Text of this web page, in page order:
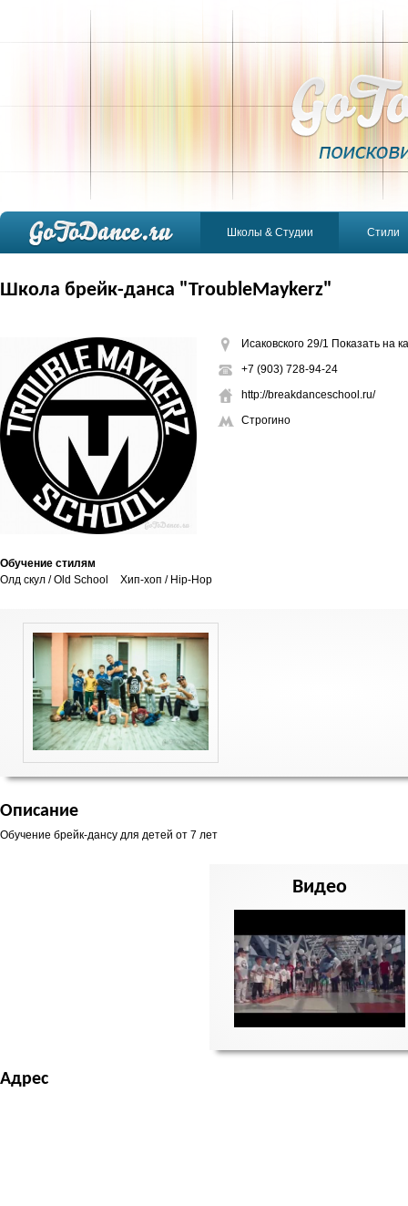
Школы & Студии Стили
Школа брейк-данса "TroubleMaykerz"
Исаковского 29/1 Показать на
+7 (903) 728-94-24
http://breakdanceschool.ru/
Строгино
Обучение стилям
Олд скул / Old School
Хип-хоп / Hip-Hop
Описание
Обучение брейк-дансу для детей от 7 лет
Видео
Адрес